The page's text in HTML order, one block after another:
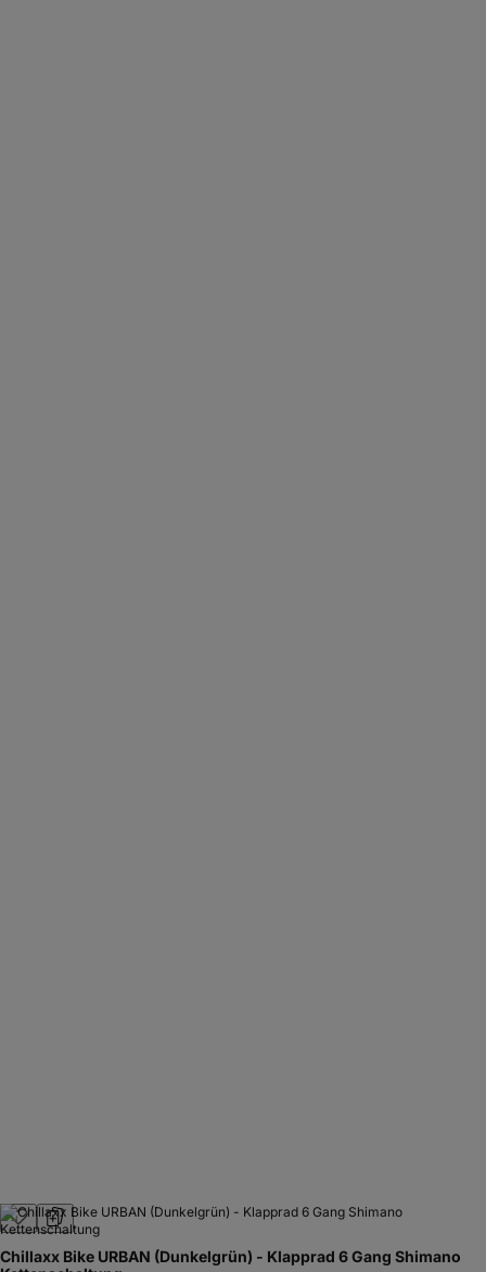
Chillaxx Bike URBAN (Dunkelgrün) - Klapprad 6 Gang Shimano